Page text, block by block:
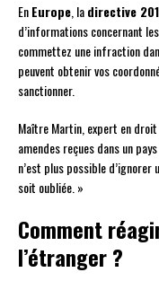
EnEurope , ladirective
d’informations concernant
commettez une infraction
peuvent obtenir vos
sanctionner.
Maître Martin, expert en
amendes reçues dans un
n’est plus possible
soit oubliée. »
Comment
l’étranger ?